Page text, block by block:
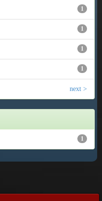
1
1
1
1
next >
1